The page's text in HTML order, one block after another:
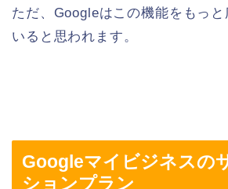
ただ、Googleはこの機能をもっ
いると思われます。
Googleマイビジネスの
ションプラン